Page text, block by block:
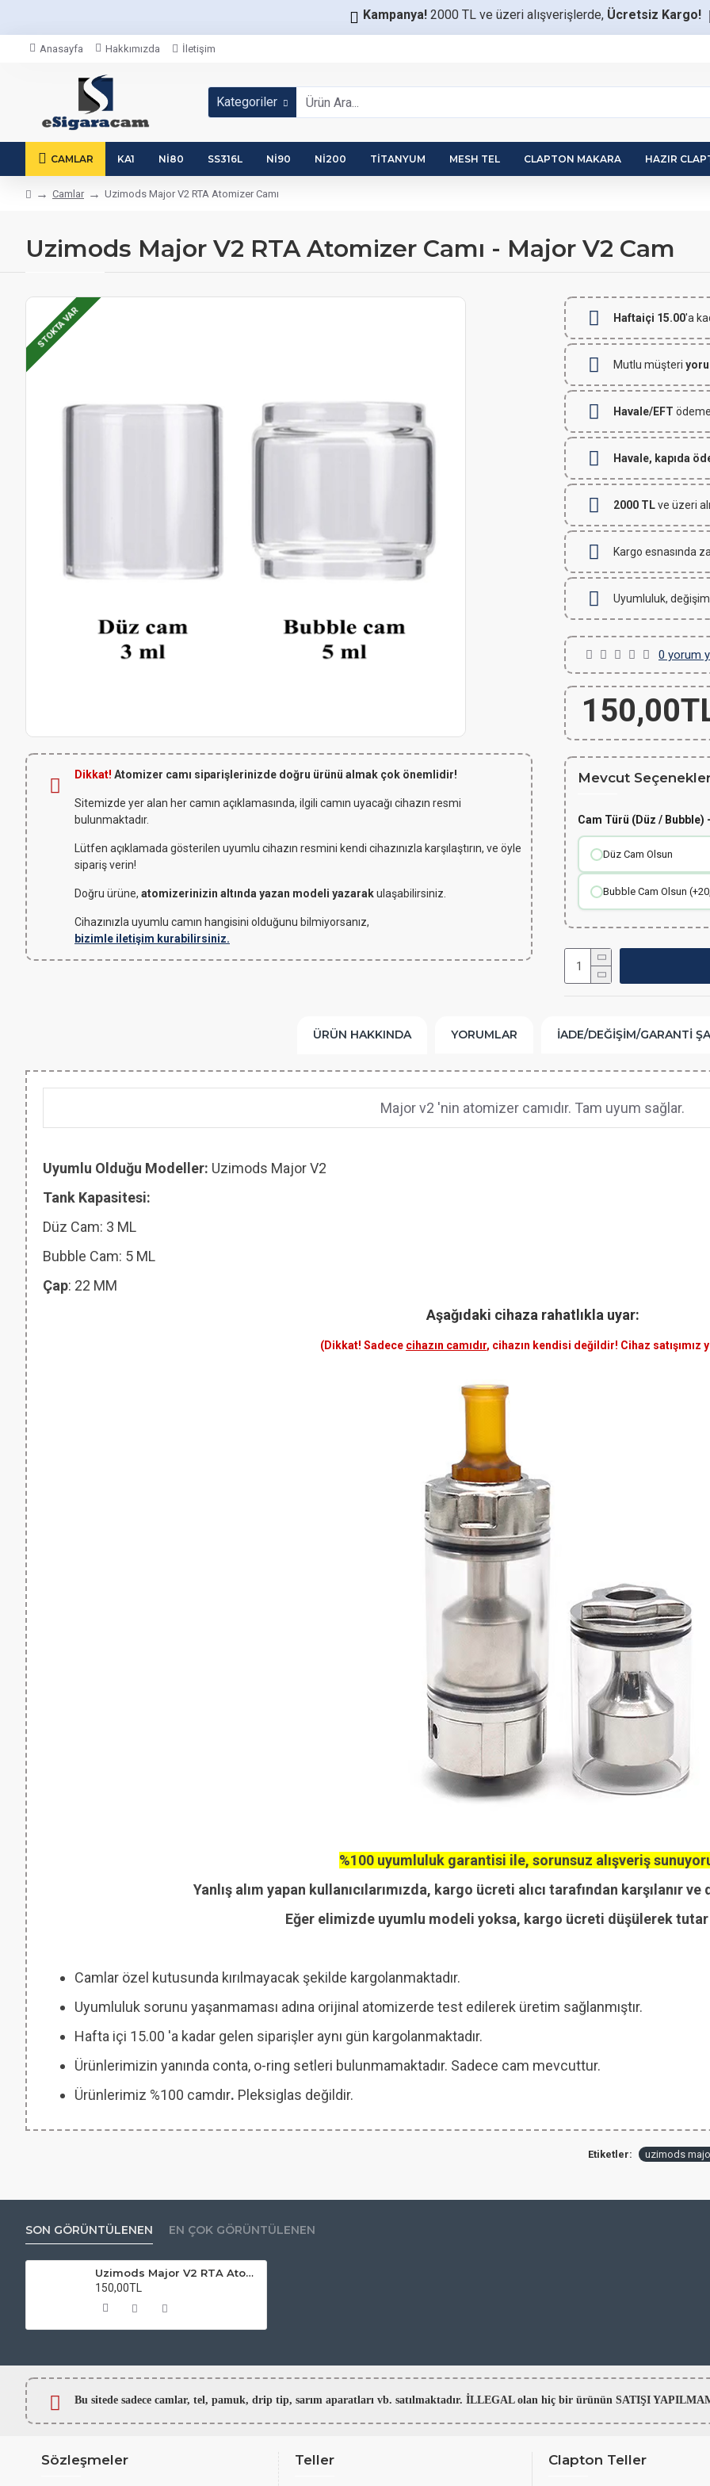
Kampanya! 2000 TL ve üzeri alışverişlerde, Ücretsiz Kargo!
Anasayfa Hakkımızda İletişim
Kategoriler
CAMLAR KA1 NI80 SS316L NI90 NI200 TITANYUM MESH TEL CLAPTON MAKARA HAZIR
Camlar Uzimods Major V2 RTA Atomizer Camı
Uzimods Major V2 RTA Atomizer Camı - Major V2 Cam
STOKTA VAR
Dikkat! Atomizer camı siparişlerinizde doğru ürünü almak çok önemlidir!
Sitemizde yer alan her camın açıklamasında, ilgili camın uyacağı cihazın resmi
bulunmaktadır.
Lütfen açıklamada gösterilen uyumlu cihazın resmini kendi cihazınızla karşılaştırın, ve öyle
sipariş verin!
Doğru ürüne, atomizerinizin altında yazan modeli yazarakulaşabilirsiniz.
Cihazınızla uyumlu camın hangisini olduğunu bilmiyorsanız,
bizimle iletişim kurabilirsiniz.
Haftaiçi 15.00'a
Mutlu müşteri
Havale/EFT
Havale, kapıda
2000 TLve üzeri
Kargo esnasında
Uyumluluk,
0 yorum
Mevcut
Cam Türü (Düz /
Düz Cam Olsun
Bubble Cam Olsun
ÜRÜN HAKKINDA YORUMLAR İADE/DEĞIŞIM/GARANTI
Major v2 'nin atomizer camıdır. Tam uyum sağlar.
Uyumlu Olduğu Modeller: Uzimods Major V2
Tank Kapasitesi:
Düz Cam: 3 ML
Bubble Cam: 5 ML
Çap: 22 MM
Aşağıdaki cihaza rahatlıkla uyar:
(Dikkat! Sadece cihazın camıdır, cihazın kendisi değildir! Cihaz satışımız
%100 uyumluluk garantisi ile, sorunsuz alışveriş
Yanlış alım yapan kullanıcılarımızda, kargo ücreti alıcı tarafından karşılanır
Eğer elimizde uyumlu modeli yoksa, kargo ücreti düşülerek
Camlar özel kutusunda kırılmayacak şekilde kargolanmaktadır.
Uyumluluk sorunu yaşanmaması adına orijinal atomizerde test edilerek üretim sağlanmıştır.
Hafta içi 15.00 'a kadar gelen siparişler aynı gün kargolanmaktadır.
Ürünlerimizin yanında conta, o-ring setleri bulunmamaktadır. Sadece cam mevcuttur.
Ürünlerimiz %100 camdır. Pleksiglas değildir.
Etiketler: uzimods
SON GÖRÜNTÜLENEN EN ÇOK GÖRÜNTÜLENEN
Uzimods Major V2 RTA Atomizer Camı
150,00TL
Bu sitede sadece camlar, tel, pamuk, drip tip, sarım aparatları vb. satılmaktadır. İLLEGAL olan hiç bir ürünün SATIŞI
Sözleşmeler Teller Clapton Teller